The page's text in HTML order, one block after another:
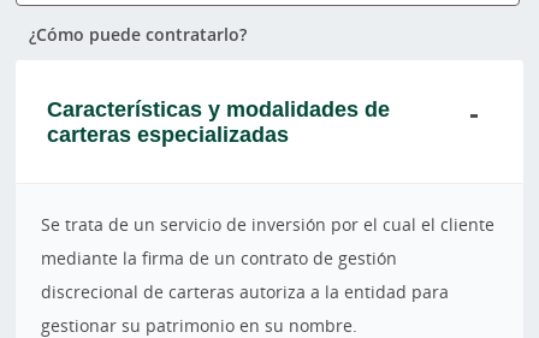
¿Cómo puede contratarlo?
Características y modalidades de
carteras especializadas
Se trata de un servicio de inversión por el cual el cliente
mediante la firma de un contrato de gestión
discrecional de carteras autoriza a la entidad para
gestionar su patrimonio en su nombre.